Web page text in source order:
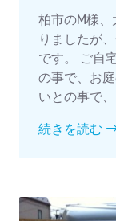
柏市のM様
りましたが
です。 ご自
の事で、お
いとの事で
続きを読む